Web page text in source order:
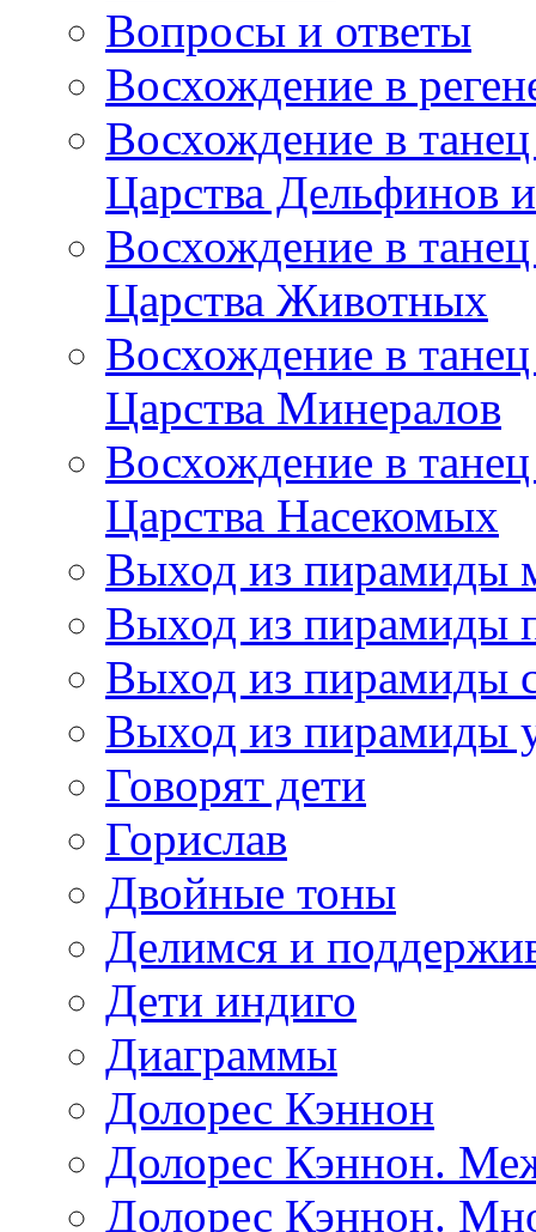
Вопросы и ответы
Восхождение в
Восхождение в
Царства Дельфинов
Восхождение в
Царства Животных
Восхождение в
Царства Минералов
Восхождение в
Царства Насекомых
Выход из пирамиды
Выход из пирамиды
Выход из пирамиды
Выход из пирамиды
Говорят дети
Горислав
Двойные тоны
Делимся и
Дети индиго
Диаграммы
Долорес Кэннон
Долорес Кэннон.
Долорес Кэннон.